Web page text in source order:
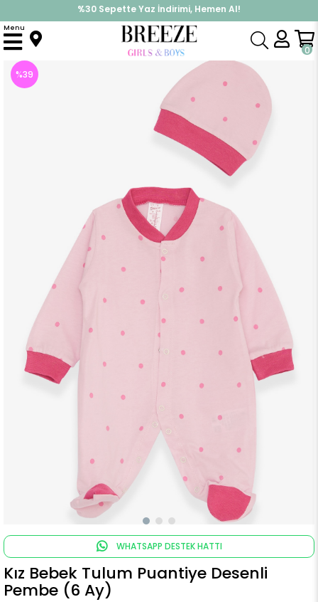
%30 Sepette Yaz İndirimi, Hemen Al!
İndirimlere ek %10 İndirimi Kap, Hemen Üye Ol!
0
Menu
Anasayfa Tulum Kız Bebek Tulum Puantiye Desenli Pembe (6 Ay)
%39
WHATSAPP DESTEK HATTI
Kız Bebek Tulum Puantiye Desenli
Pembe (6 Ay)